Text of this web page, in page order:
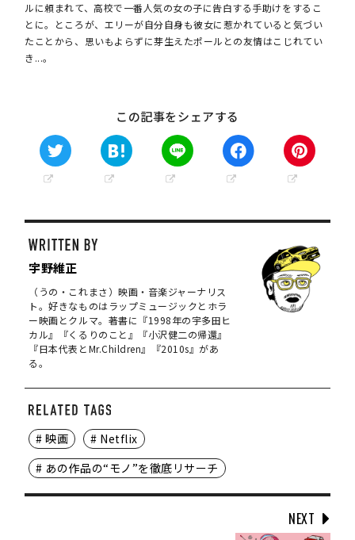
ルに頼まれて、高校で一番人気の女の子に告白する手助けをするこ
とに。ところが、エリーが自分自身も彼女に惹かれていると気づい
たことから、思いもよらずに芽生えたポールとの友情はこじれてい
き...。
この記事をシェアする
宇野維正
（うの・これまさ）映画・音楽ジャーナリス
ト。好きなものはラップミュージックとホラ
ー映画とクルマ。著書に『1998年の宇多田ヒ
カル』『くるりのこと』『小沢健二の帰還』
『日本代表とMr.Children』『2010s』があ
る。
# 映画
# Netflix
# あの作品の“モノ”を徹底リサーチ
NEXT